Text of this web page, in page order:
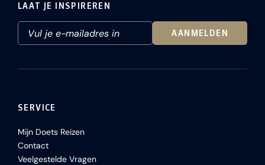
LAAT JE INSPIREREN
AANMELDEN
SERVICE
Mijn Doets Reizen
Contact
Veelgestelde Vragen